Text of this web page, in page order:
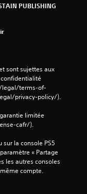
PUBLISHING
sont sujettes aux
legal/terms-of-
privacy-policy/).
limitée
cafr/).
la console PS5
« Partage
les autres consoles
compte.